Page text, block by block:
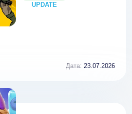
UPDATE
NEW
Дата: 23.07.2026